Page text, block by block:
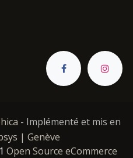
- Implémenté et mis en
| Genève
Open Source eCommerce